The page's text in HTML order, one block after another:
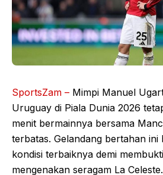
SportsZam – Mimpi Manuel
Uruguay di Piala Dunia 2026
menit bermainnya bersama
terbatas. Gelandang bertahan ini
kondisi terbaiknya demi
mengenakan seragam La Celeste.